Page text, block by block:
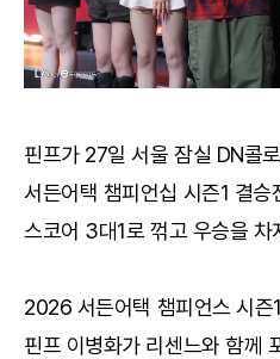
핀프가 27일 서울 잠실 DN콜
서든어택 챔피언십 시즌1 결
스코어 3대1로 꺾고 우승을 차
2026 서든어택 챔피언스 시즌
핀프 이병화가 리센느와 함께